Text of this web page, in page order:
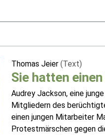
Thomas Jeier (Text)
Sie hatten
Audrey Jackson, eine
Mitgliedern des
einen jungen Mitarbeiter
Protestmärschen gegen